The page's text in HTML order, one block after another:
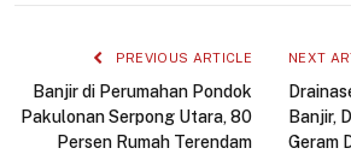
PREVIOUS ARTICLE
Banjir di Perumahan Pondok
Pakulonan Serpong Utara, 80
Persen Rumah Terendam
NEXT
Banjir,
Geram